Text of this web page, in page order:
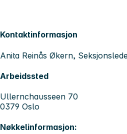
Kontaktinformasjon
Anita Reinås Økern,
Arbeidssted
Ullernchausseen 70
0379 Oslo
Nøkkelinformasjon: